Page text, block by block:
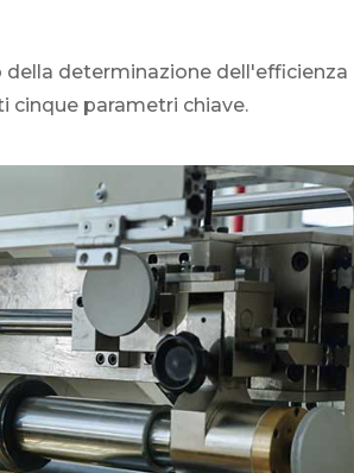
della determinazione dell'efficienza
cinque parametri chiave.